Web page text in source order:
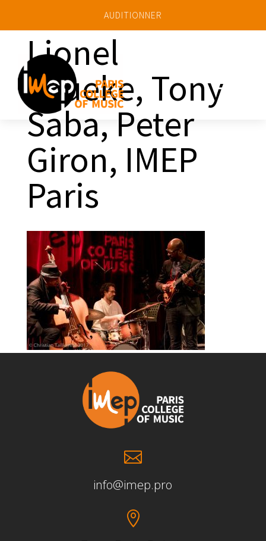
a
AUDITIONNER
Lionel
Loueke, Tony
Saba, Peter
Giron, IMEP
Paris

info@imep.pro
